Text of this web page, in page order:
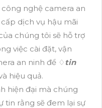
nghệ camera an
dịch vụ hậu mãi
chúng tôi sẽ hỗ trợ
việc cài đặt, vận
an ninh để ♢ tin
hiệu quả.
hiện đại mà chúng
tin rằng sẽ đem lại sự